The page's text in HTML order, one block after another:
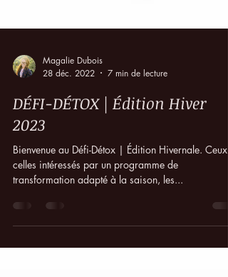
Magalie Dubois
28 déc. 2022
7 min de lecture
DÉFI-DÉTOX | Édition Hiver
2023
Bienvenue au Défi-Détox | Édition Hivernale. Ceux
transformation adapté à la saison, les...